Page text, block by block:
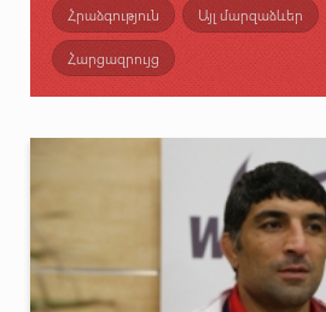
Հրաձգություն Այլ մարզաձևեր
Հարցազրույց